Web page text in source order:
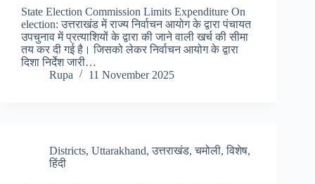
State Election Commission Limits Expenditure On
election: उत्तराखंड में राज्य निर्वाचन आयोग के द्वारा पंचायत
उपचुनाव में प्रत्याशियों के द्वारा की जाने वाली खर्च की सीमा
तय कर दी गई है। जिसको लेकर निर्वाचन आयोग के द्वारा
दिशा निर्देश जारी…
Rupa
11 November 2025
Districts, Uttarakhand,उत्तराखंड,चमोली,विशेष,
हिंदी